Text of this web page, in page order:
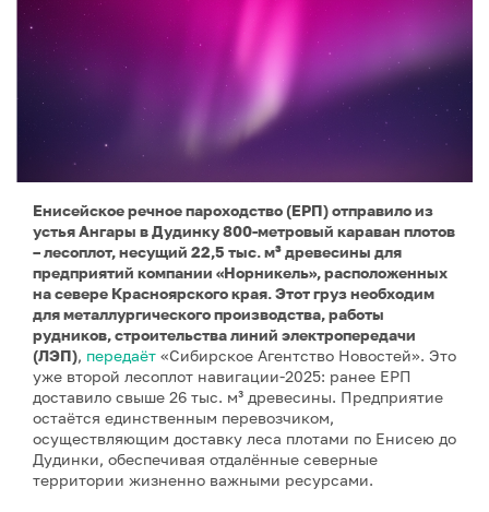
Енисейское речное пароходство (ЕРП) отправило из
устья Ангары в Дудинку 800-метровый караван плотов
– лесоплот, несущий 22,5 тыс. м³ древесины для
предприятий компании «Норникель», расположенных
на севере Красноярского края. Этот груз необходим
для металлургического производства, работы
рудников, строительства линий электропередачи
(ЛЭП), передаёт «Сибирское Агентство Новостей». Это
уже второй лесоплот навигации-2025: ранее ЕРП
доставило свыше 26 тыс. м³ древесины. Предприятие
остаётся единственным перевозчиком,
осуществляющим доставку леса плотами по Енисею до
Дудинки, обеспечивая отдалённые северные
территории жизненно важными ресурсами.